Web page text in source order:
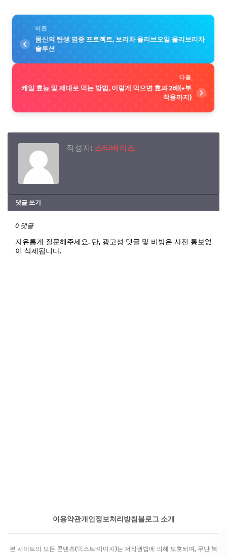
이전
몸신의 탄생 염증 프로젝트, 보리차 올리브오일 올리보리차
솔루션
다음
케일 효능 및 제대로 먹는 방법, 이렇게 먹으면 효과 2배(+부
작용까지)
작성자: 스타베리즈
댓글 쓰기
0 댓글
자유롭게 질문해주세요. 단, 광고성 댓글 및 비방은 사전 통보없
이 삭제됩니다.
이용약관개인정보처리방침 블로그 소개
본 사이트의 모든 콘텐츠(텍스트·이미지)는 저작권법에 의해 보호되며, 무단 복